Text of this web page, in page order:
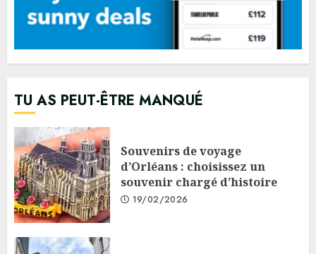
TU AS PEUT-ÊTRE MANQUÉ
Souvenirs de voyage
d’Orléans : choisissez un
souvenir chargé d’histoire
19/02/2026